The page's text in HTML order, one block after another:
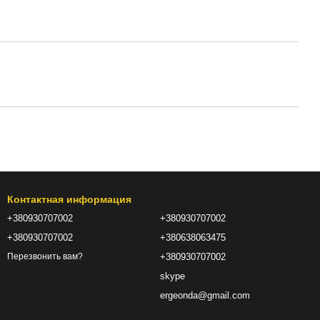
Контактная информация
+380930707002
+380930707002
Перезвонить вам?
+380930707002
+380638063475
+380930707002
skype
ergeonda@gmail.com